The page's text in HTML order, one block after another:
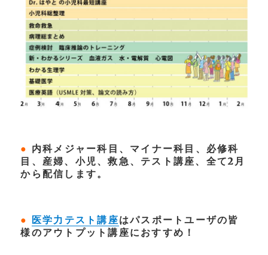
● 内科メジャー科目、マイナー科目、必修科
目、産婦、小児、救急、テスト講座、全て2月
から配信します。
● 医学力テスト講座はパスポートユーザの皆
様のアウトプット講座におすすめ！